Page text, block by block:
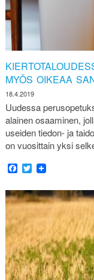
MYÖS OIKEAA
18.4.2019
Uudessa
alainen osaaminen,
useiden tiedon- ja
on vuosittain yksi
Facebook
Twitter